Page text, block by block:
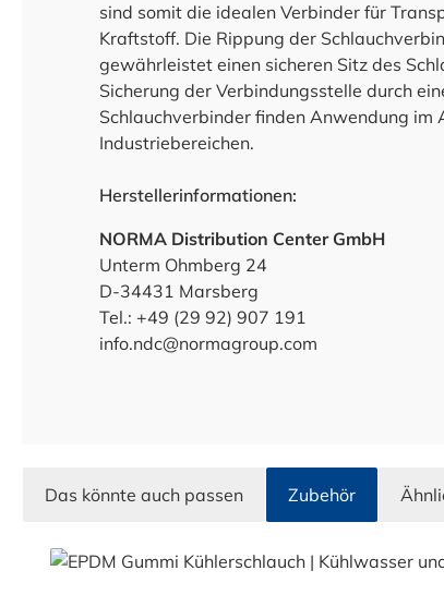
sind somit die idealen Verbinder für
Kraftstoff. Die Rippung der
gewährleistet einen sicheren Sitz des
Sicherung der Verbindungsstelle durch
Schlauchverbinder finden Anwendung
Industriebereichen.
Herstellerinformationen:
NORMA Distribution Center GmbH
Unterm Ohmberg 24
D-34431 Marsberg
Tel.: +49 (29 92) 907 191
info.ndc@normagroup.com
Das könnte auch passen Zubehör
Produktgalerie überspringen